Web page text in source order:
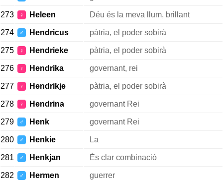
273 ♀ Heleen Déu és la meva llum, brillant
274 ♂ Hendricus pàtria, el poder sobirà
275 ♀ Hendrieke pàtria, el poder sobirà
276 ♀ Hendrika governant, rei
277 ♀ Hendrikje pàtria, el poder sobirà
278 ♀ Hendrina governant Rei
279 ♂ Henk governant Rei
280 ♂ Henkie La
281 ♂ Henkjan És clar combinació
282 ♂ Hermen guerrer